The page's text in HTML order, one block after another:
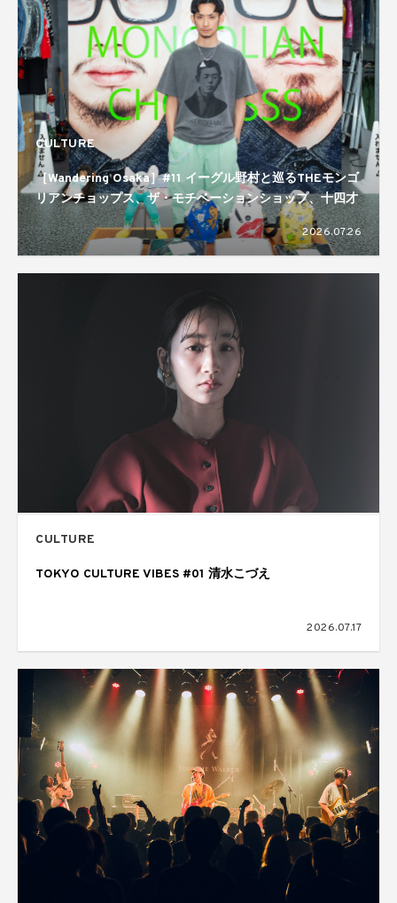
CULTURE
［Wandering Osaka］#11 イーグル野村と巡るTHEモンゴ
リアンチョップス、ザ・モチベーションショップ、十四才
2026.07.26
CULTURE
TOKYO CULTURE VIBES #01 清水こづえ
2026.07.17